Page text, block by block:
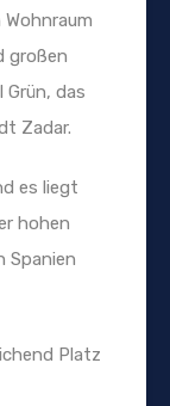
großen
das
Zadar.
es liegt
hohen
Spanien
Platz